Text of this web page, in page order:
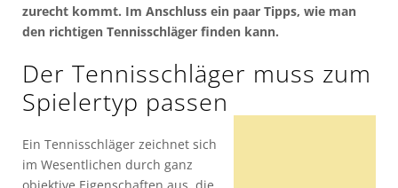
zurecht kommt. Im Anschluss ein paar Tipps, wie man
den richtigen Tennisschläger finden kann.
Der Tennisschläger muss zum
Spielertyp passen
Ein Tennisschläger zeichnet sich
im Wesentlichen durch ganz